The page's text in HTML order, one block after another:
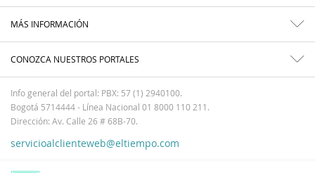
MÁS INFORMACIÓN
CONOZCA NUESTROS PORTALES
Info general del portal: PBX: 57 (1) 2940100.
Bogotá 5714444 - Línea Nacional 01 8000 110 211.
Dirección: Av. Calle 26 # 68B-70.
servicioalclienteweb@eltiempo.com